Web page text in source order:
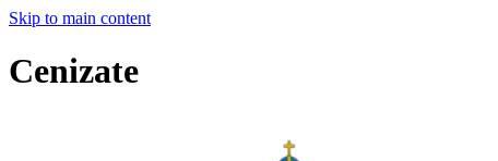
Skip to main content
Cenizate